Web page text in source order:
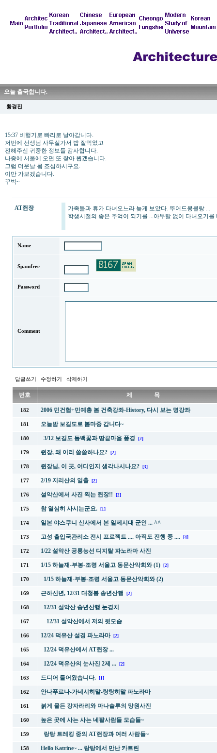
오늘 출국합니다.
황경진
15:37 비행기로 빠리로 날아갑니다.
저번에 선생님 사무실가서 밥 잘먹었고
전해주신 귀중한 정보들 감사합니다.
나중에 서울에 오면 또 찾아 뵙겠습니다.
그럼 더운날 몸 조심하시구요.
이만 가보겠습니다.
꾸벅~
AT쥔장
가족들과 휴가 다녀오느라 늦게 보았다. 뚜어드몽블랑 ...
학생시절의 좋은 추억이 되기를 ...아무탈 없이 다녀오기를
Name
Spamfree
Password
Comment
답글쓰기 수정하기 삭제하기
번호 제 목
182 2006 민건협+민예총 봄 건축강좌-History, 다시 보는 명강좌
181 오늘밤 보길도로 봄마중 갑니다~
180 3/12 보길도 동백꽃과 땅끝마을 풍경 [2]
179 쥔장, 왜 이리 쓸쓸하나요? [2]
178 쥔장님, 이 곳, 어디인지 생각나시나요? [3]
177 2/19 지리산의 일출 [2]
176 설악산에서 사진 찍는 쥔장!! [2]
175 참 열심히 사시는군요. [1]
174 일본 야스쿠니 신사에서 본 일제시대 군인 ... ^^
173 고성 출입국관리소 전시 프로젝트 .... 아직도 진행 중 .... [4]
172 1/22 설악산 공룡능선 디지탈 파노라마 사진
171 1/15 하늘재-부봉-조령 서울고 동문산악회와 (1) [2]
170 1/15 하늘재-부봉-조령 서울고 동문산악회와 (2)
169 근하신년, 12/31 대청봉 송년산행 [2]
168 12/31 설악산 송년산행 눈경치
167 12/31 설악산에서 저의 뒷모습
166 12/24 덕유산 설경 파노라마 [2]
165 12/24 덕유산에서 AT쥔장 ...
164 12/24 덕유산의 눈사진 2제 ... [2]
163 드디어 들어왔습니다. [1]
162 안나푸르나-가네시히말-랑탕히말 파노라마
161 붉게 물든 강자라리와 마나슬루의 망원사진
160 높은 곳에 사는 사는 네팔사람들 모습들~
159 랑탕 트레킹 중의 AT쥔장과 여러 사람들~
158 Hello Katrine~ ... 랑탕에서 만난 카트린